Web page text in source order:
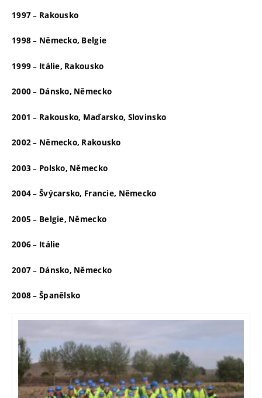
1997 – Rakousko
1998 – Německo, Belgie
1999 – Itálie, Rakousko
2000 – Dánsko, Německo
2001 – Rakousko, Maďarsko, Slovinsko
2002 – Německo, Rakousko
2003 – Polsko, Německo
2004 – Švýcarsko, Francie, Německo
2005 – Belgie, Německo
2006 – Itálie
2007 – Dánsko, Německo
2008 – Španělsko